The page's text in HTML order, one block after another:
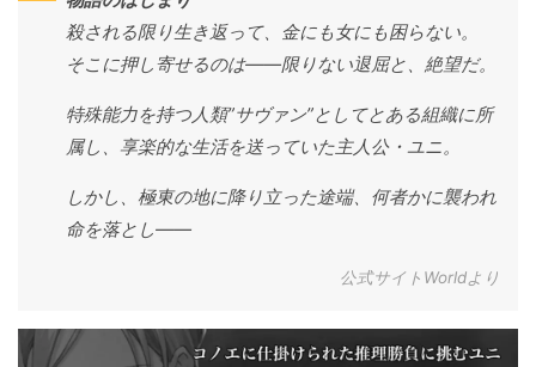
殺される限り生き返って、金にも女にも困らない。
そこに押し寄せるのは――限りない退屈と、絶望だ。
特殊能力を持つ人類”サヴァン”としてとある組織に所
属し、享楽的な生活を送っていた主人公・ユニ。
しかし、極東の地に降り立った途端、何者かに襲われ
命を落とし――
公式サイトWorldより